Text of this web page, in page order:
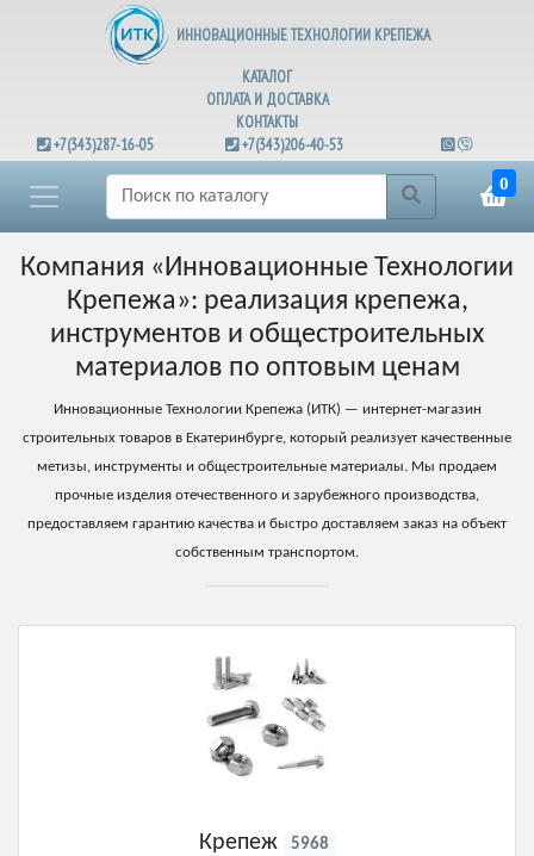
ИННОВАЦИОННЫЕ ТЕХНОЛОГИИ КРЕПЕЖА
КАТАЛОГ
ОПЛАТА И ДОСТАВКА
КОНТАКТЫ
+7(343)287-16-05
+7(343)206-40-53
0
Компания «‎Инновационные Технологии
Крепежа»: реализация крепежа,
инструментов и общестроительных
материалов по оптовым ценам
Инновационные Технологии Крепежа (ИТК) — интернет-магазин
строительных товаров в Екатеринбурге, который реализует качественные
метизы, инструменты и общестроительные материалы. Мы продаем
прочные изделия отечественного и зарубежного производства,
предоставляем гарантию качества и быстро доставляем заказ на объект
собственным транспортом.
Крепеж 5968